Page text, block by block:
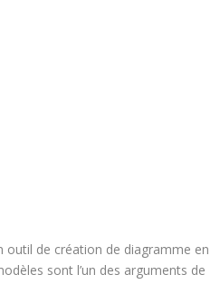
outil de création de diagramme en
sont l’un des arguments de